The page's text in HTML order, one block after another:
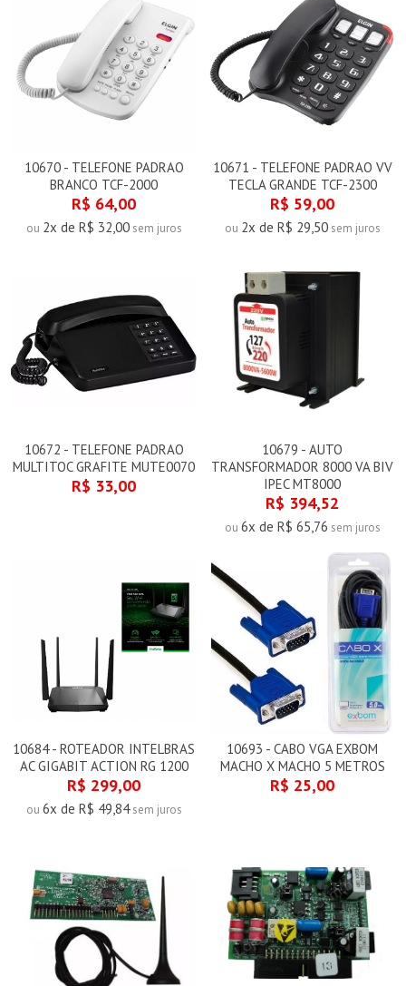
10670 - TELEFONE PADRAO
BRANCO TCF-2000
R$ 64,00
ou 2x de R$ 32,00sem juros
10671 - TELEFONE PADRAO VV
TECLA GRANDE TCF-2300
R$ 59,00
ou 2x de R$ 29,50sem juros
10672 - TELEFONE PADRAO
MULTITOC GRAFITE MUTE0070
R$ 33,00
10679 - AUTO
TRANSFORMADOR 8000 VA BIV
IPEC MT8000
R$ 394,52
ou 6x de R$ 65,76 sem juros
10684 - ROTEADOR INTELBRAS
AC GIGABIT ACTION RG 1200
R$ 299,00
ou 6x de R$ 49,84sem juros
10693 - CABO VGA EXBOM
MACHO X MACHO 5 METROS
R$ 25,00